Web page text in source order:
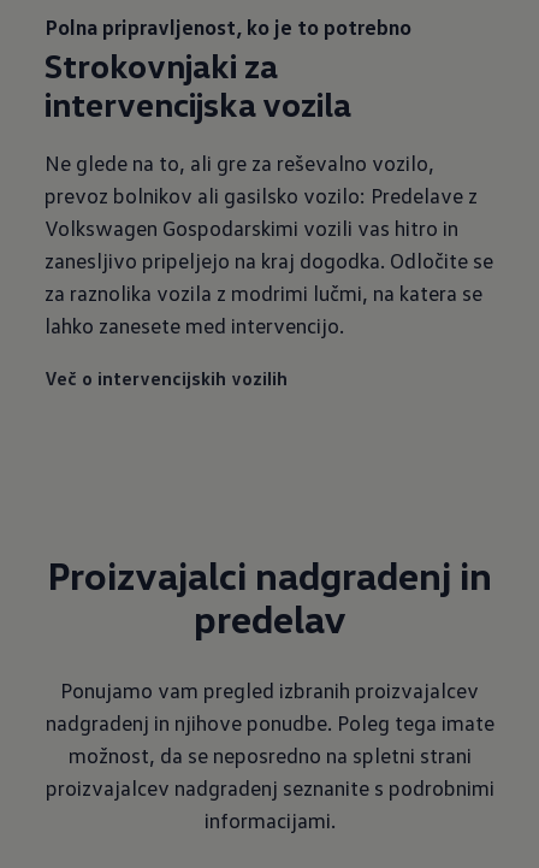
Polna pripravljenost, ko je to potrebno
Strokovnjaki za
intervencijska vozila
Ne glede na to, ali gre za reševalno vozilo,
prevoz bolnikov ali gasilsko vozilo: Predelave z
Volkswagen Gospodarskimi vozili vas hitro in
zanesljivo pripeljejo na kraj dogodka. Odločite se
za raznolika vozila z modrimi lučmi, na katera se
lahko zanesete med intervencijo.
Več o intervencijskih vozilih
Proizvajalci nadgradenj in
predelav
Ponujamo vam pregled izbranih proizvajalcev
nadgradenj in njihove ponudbe. Poleg tega imate
možnost, da se neposredno na spletni strani
proizvajalcev nadgradenj seznanite s podrobnimi
informacijami.